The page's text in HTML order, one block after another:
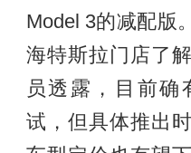
Model 3的减配版
海特斯拉门店了
员透露，目前确
试，但具体推出